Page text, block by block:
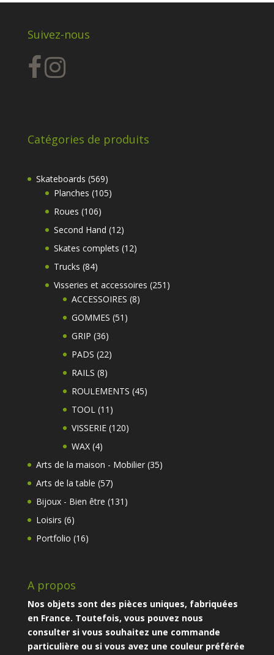
Suivez-nous
Catégories de produits
Skateboards 569569
produits
Planches 105105
Roues 106106
produits
Second Hand 1212
produits
Skates complets 1212
Trucks 8484
produits
Visseries et accessoires 251 251
ACCESSOIRES 88
GOMMES 51 51
GRIP 3636
produits
PADS 2222
RAILS 88
produits
ROULEMENTS 4545
TOOL 11 11
produits
VISSERIE 120120
WAX 44
produits
Arts de la maison - Mobilier 3535
Arts de la table 5757
produits
Bijoux - Bien être 131 131
Loisirs 66
produits
Portfolio 1616
A propos
Nos objets sont des pièces uniques, fabriquées
en France. Toutefois, vous pouvez nous
consulter si vous souhaitez une commande
particulière ou si vous avez une couleur préférée